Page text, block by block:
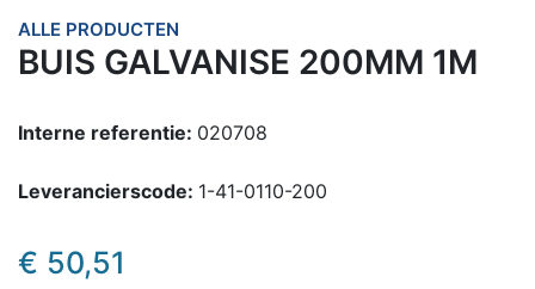
ALLE PRODUCTEN
BUIS GALVANISE 200MM 1M
Interne referentie: 020708
Leverancierscode: 1-41-0110-200
€ 50,51